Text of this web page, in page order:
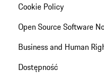
Cookie Policy
Open Source Software
Business and Human
Dostępność